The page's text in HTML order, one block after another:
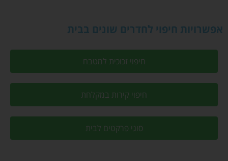
אפשרויות חיפוי לחדרים שונים בבית
חיפוי זכוכית למטבח
חיפוי קירות במקלחת
סוגי פרקטים לבית